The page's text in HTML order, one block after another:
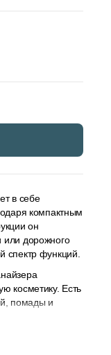
в себе
компактным
он
или дорожного
спектр функций.
косметику. Есть
помады и
во время